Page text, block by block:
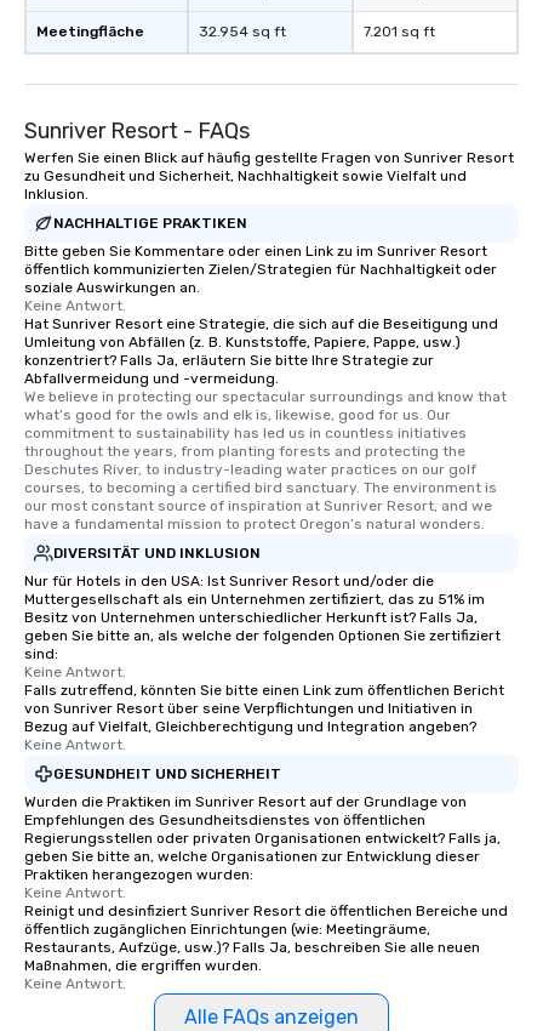
Meetingfläche 32.954 sq ft 7.201 sq ft
Sunriver Resort - FAQs
Werfen Sie einen Blick auf häufig gestellte Fragen von Sunriver Resort
zu Gesundheit und Sicherheit, Nachhaltigkeit sowie Vielfalt und
Inklusion.
NACHHALTIGE PRAKTIKEN
Bitte geben Sie Kommentare oder einen Link zu im Sunriver Resort
öffentlich kommunizierten Zielen/Strategien für Nachhaltigkeit oder
soziale Auswirkungen an.
Keine Antwort.
Hat Sunriver Resort eine Strategie, die sich auf die Beseitigung und
Umleitung von Abfällen (z. B. Kunststoffe, Papiere, Pappe, usw.)
konzentriert? Falls Ja, erläutern Sie bitte Ihre Strategie zur
Abfallvermeidung und -vermeidung.
We believe in protecting our spectacular surroundings and know that
what’s good for the owls and elk is, likewise, good for us. Our
commitment to sustainability has led us in countless initiatives
throughout the years, from planting forests and protecting the
Deschutes River, to industry-leading water practices on our golf
courses, to becoming a certified bird sanctuary. The environment is
our most constant source of inspiration at Sunriver Resort, and we
have a fundamental mission to protect Oregon’s natural wonders.
DIVERSITÄT UND INKLUSION
Nur für Hotels in den USA: Ist Sunriver Resort und/oder die
Muttergesellschaft als ein Unternehmen zertifiziert, das zu 51% im
Besitz von Unternehmen unterschiedlicher Herkunft ist? Falls Ja,
geben Sie bitte an, als welche der folgenden Optionen Sie zertifiziert
sind:
Keine Antwort.
Falls zutreffend, könnten Sie bitte einen Link zum öffentlichen Bericht
von Sunriver Resort über seine Verpflichtungen und Initiativen in
Bezug auf Vielfalt, Gleichberechtigung und Integration angeben?
Keine Antwort.
GESUNDHEIT UND SICHERHEIT
Wurden die Praktiken im Sunriver Resort auf der Grundlage von
Empfehlungen des Gesundheitsdienstes von öffentlichen
Regierungsstellen oder privaten Organisationen entwickelt? Falls ja,
geben Sie bitte an, welche Organisationen zur Entwicklung dieser
Praktiken herangezogen wurden:
Keine Antwort.
Reinigt und desinfiziert Sunriver Resort die öffentlichen Bereiche und
öffentlich zugänglichen Einrichtungen (wie: Meetingräume,
Restaurants, Aufzüge, usw.)? Falls Ja, beschreiben Sie alle neuen
Maßnahmen, die ergriffen wurden.
Keine Antwort.
Alle FAQs anzeigen